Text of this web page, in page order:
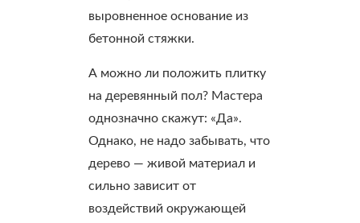
выровненное основание из
бетонной стяжки.
А можно ли положить плитку
на деревянный пол? Мастера
однозначно скажут: «Да».
Однако, не надо забывать, что
дерево — живой материал и
сильно зависит от
воздействий окружающей